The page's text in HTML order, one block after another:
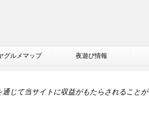
グルメマップ 夜遊び情報
じて当サイトに収益がもたらされることが